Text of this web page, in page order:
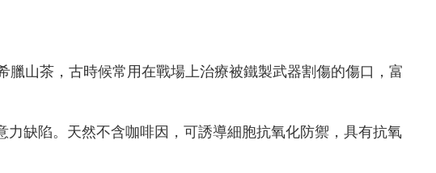
臘山茶，古時候常用在戰場上治療被鐵製武器割傷的傷口，富
缺陷。天然不含咖啡因，可誘導細胞抗氧化防禦，具有抗氧